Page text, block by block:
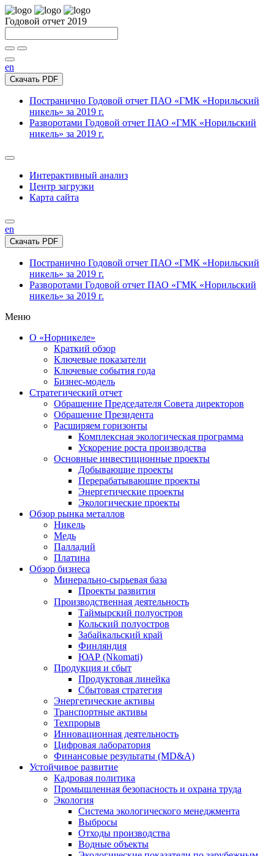
Годовой отчет 2019
en
Скачать PDF
Постранично Годовой отчет ПАО «ГМК «Норильский
никель» за 2019 г.
Разворотами Годовой отчет ПАО «ГМК «Норильский
никель» за 2019 г.
Интерактивный анализ
Центр загрузки
Карта сайта
en
Скачать PDF
Постранично Годовой отчет ПАО «ГМК «Норильский
никель» за 2019 г.
Разворотами Годовой отчет ПАО «ГМК «Норильский
никель» за 2019 г.
Меню
О «Норникеле»
Краткий обзор
Ключевые показатели
Ключевые события года
Бизнес-модель
Стратегический отчет
Обращение Председателя Совета директоров
Обращение Президента
Расширяем горизонты
Комплексная экологическая программа
Ускорение роста производства
Основные инвестиционные проекты
Добывающие проекты
Перерабатывающие проекты
Энергетические проекты
Экологические проекты
Обзор рынка металлов
Никель
Медь
Палладий
Платина
Обзор бизнеса
Минерально-сырьевая база
Проекты развития
Производственная деятельность
Таймырский полуостров
Кольский полуостров
Забайкальский край
Финляндия
ЮАР (Nkomati)
Продукция и сбыт
Продуктовая линейка
Сбытовая стратегия
Энергетические активы
Транспортные активы
Техпрорыв
Инновационная деятельность
Цифровая лаборатория
Финансовые результаты (MD&A)
Устойчивое развитие
Кадровая политика
Промышленная безопасность и охрана труда
Экология
Система экологического менеджмента
Выбросы
Отходы производства
Водные объекты